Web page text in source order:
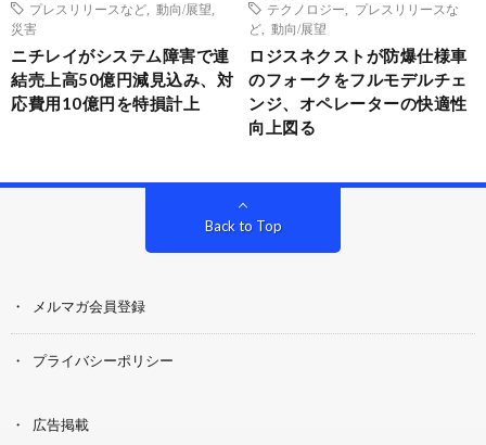
プレスリリースなど
動向/展望
災害
ニチレイがシステム障害で連
結売上高50億円減見込み、対
応費用10億円を特損計上
テクノロジー
プレスリリースな
ど
動向/展望
ロジスネクストが防爆仕様車
のフォークをフルモデルチェ
ンジ、オペレーターの快適性
向上図る
Back to Top
メルマガ会員登録
プライバシーポリシー
広告掲載